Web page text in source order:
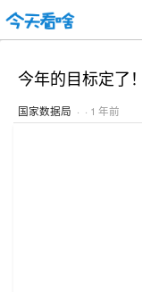
今年的目标定了！
国家数据局 · · 1 年前